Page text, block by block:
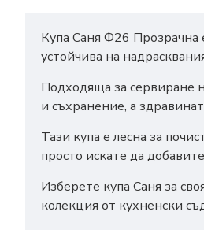
Купа Саня Ф26 Прозрачна
устойчива на
Подходяща за сервиране
и съхранение, а
Тази купа е лесна за
просто искате да
Изберете купа Саня за
колекция от кухненски